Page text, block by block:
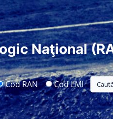
Naţional
Cod RAN Cod LMI